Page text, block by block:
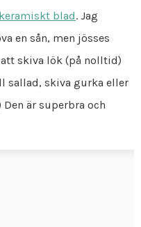
blad. Jag
en sån, men jösses
skiva lök (på nolltid)
sallad, skiva gurka eller
är superbra och